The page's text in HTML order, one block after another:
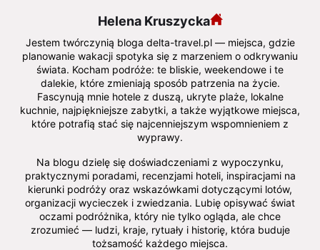
Helena Kruszycka
Jestem twórczynią bloga delta-travel.pl — miejsca, gdzie
planowanie wakacji spotyka się z marzeniem o odkrywaniu
świata. Kocham podróże: te bliskie, weekendowe i te
dalekie, które zmieniają sposób patrzenia na życie.
Fascynują mnie hotele z duszą, ukryte plaże, lokalne
kuchnie, najpiękniejsze zabytki, a także wyjątkowe miejsca,
które potrafią stać się najcenniejszym wspomnieniem z
wyprawy.
Na blogu dzielę się doświadczeniami z wypoczynku,
praktycznymi poradami, recenzjami hoteli, inspiracjami na
kierunki podróży oraz wskazówkami dotyczącymi lotów,
organizacji wycieczek i zwiedzania. Lubię opisywać świat
oczami podróżnika, który nie tylko ogląda, ale chce
zrozumieć — ludzi, kraje, rytuały i historię, która buduje
tożsamość każdego miejsca.